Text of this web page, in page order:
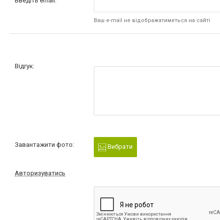
Ваш e-mail не відображатиметься на сайті
Відгук:
Завантажити фото: Вибрати
Авторизуватись